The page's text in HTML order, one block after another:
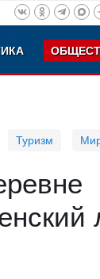
Туризм